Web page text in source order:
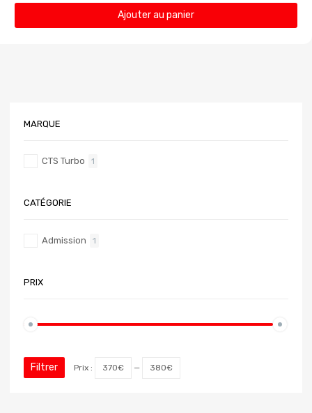
Ajouter au panier
MARQUE
CTS Turbo 1
CATÉGORIE
Admission 1
PRIX
Filtrer Prix : 370€ — 380€